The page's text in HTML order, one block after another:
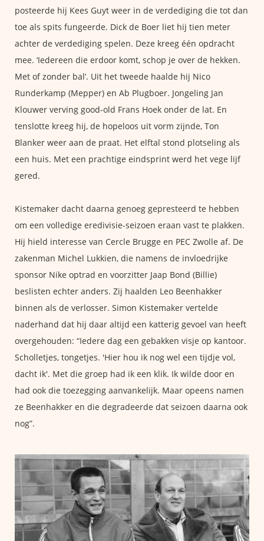
posteerde hij Kees Guyt weer in de verdediging die tot dan
toe als spits fungeerde. Dick de Boer liet hij tien meter
achter de verdediging spelen. Deze kreeg één opdracht
mee. ‘Iedereen die erdoor komt, schop je over de hekken.
Met of zonder bal’. Uit het tweede haalde hij Nico
Runderkamp (Mepper) en Ab Plugboer. Jongeling Jan
Klouwer verving good-old Frans Hoek onder de lat. En
tenslotte kreeg hij, de hopeloos uit vorm zijnde, Ton
Blanker weer aan de praat. Het elftal stond plotseling als
een huis. Met een prachtige eindsprint werd het vege lijf
gered.
Kistemaker dacht daarna genoeg gepresteerd te hebben
om een volledige eredivisie-seizoen eraan vast te plakken.
Hij hield interesse van Cercle Brugge en PEC Zwolle af. De
zakenman Michel Lukkien, die namens de invloedrijke
sponsor Nike optrad en voorzitter Jaap Bond (Billie)
beslisten echter anders. Zij haalden Leo Beenhakker
binnen als de verlosser. Simon Kistemaker vertelde
naderhand dat hij daar altijd een katterig gevoel van heeft
overgehouden: “Iedere dag een gebakken visje op kantoor.
Scholletjes, tongetjes. 'Hier hou ik nog wel een tijdje vol,
dacht ik'. Met die groep had ik een klik. Ik wilde door en
had ook die toezegging aanvankelijk. Maar opeens namen
ze Beenhakker en die degradeerde dat seizoen daarna ook
nog”.